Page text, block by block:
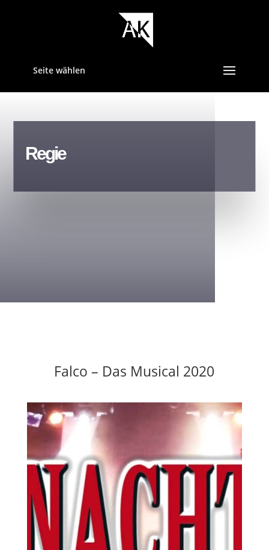
Seite wählen
Regie
Falco – Das Musical 2020